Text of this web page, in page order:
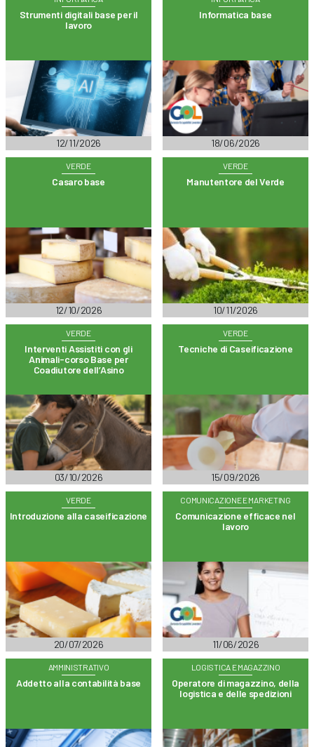
Strumenti digitali base per il
lavoro
12/11/2026
Informatica base
18/06/2026
VERDE
Casaro base
12/10/2026
VERDE
Manutentore del Verde
10/11/2026
VERDE
Interventi Assistiti con gli
Animali-corso Base per
Coadiutore dell’Asino
03/10/2026
VERDE
Tecniche di Caseificazione
15/09/2026
VERDE
Introduzione alla caseificazione
20/07/2026
COMUNICAZIONE E MARKETING
Comunicazione efficace nel
lavoro
11/06/2026
AMMINISTRATIVO
Addetto alla contabilità base
LOGISTICA E MAGAZZINO
Operatore di magazzino, della
logistica e delle spedizioni